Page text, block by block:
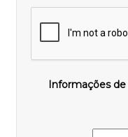
Informações